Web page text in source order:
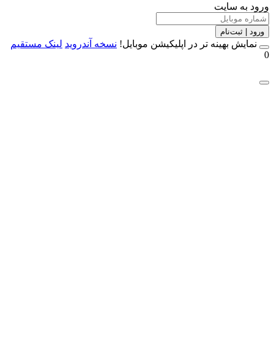
به سایت
| ثبت‌نام
بهینه تر در اپلیکیشن موبایل!نسخه آندروید لینک مستقیم